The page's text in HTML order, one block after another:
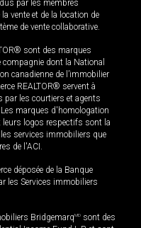
par les membres
vente et de la location de
de vente collaborative.
sont des marques
compagnie dont la National
canadienne de l’immobilier
REALTOR® servent à
les courtiers et agents
marques d'homologation
logos respectifs sont la
services immobiliers que
de l'ACI.
déposée de la Banque
les Services immobiliers
BridgemarqMD sont des